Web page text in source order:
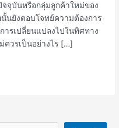
จุบันหรือกลุ่มลูกค้าใหม่ของ
นยังตอบโจทย์ความต้องการ
ารเปลี่ยนแปลงไปในทิศทาง
ควรเป็นอย่างไร […]